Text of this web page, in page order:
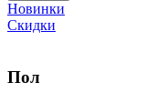
Новинки
Скидки
Пол